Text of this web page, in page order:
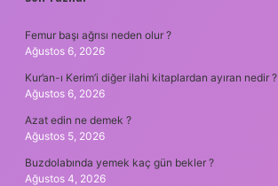
SIDEBAR
Femur başı ağrısı neden olur ?
Ağustos 6, 2026
Kur’an-ı Kerim’i diğer ilahi kitaplardan ayıran nedir ?
Ağustos 6, 2026
Azat edin ne demek ?
Ağustos 5, 2026
Buzdolabında yemek kaç gün bekler ?
Ağustos 4, 2026